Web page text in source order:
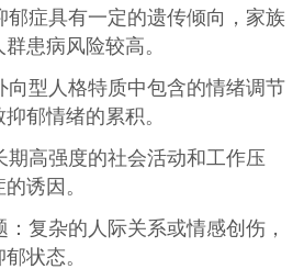
郁症具有一定的遗传倾向，家族
患病风险较高。
向型人格特质中包含的情绪调节
郁情绪的累积。
期高强度的社会活动和工作压
诱因。
复杂的人际关系或情感创伤，
状态。